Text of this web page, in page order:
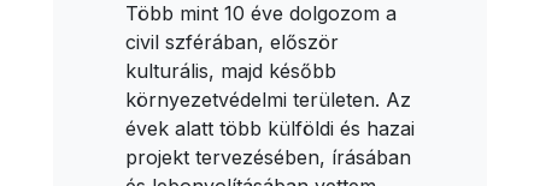
Több mint 10 éve dolgozom a
civil szférában, először
kulturális, majd később
környezetvédelmi területen. Az
évek alatt több külföldi és hazai
projekt tervezésében, írásában